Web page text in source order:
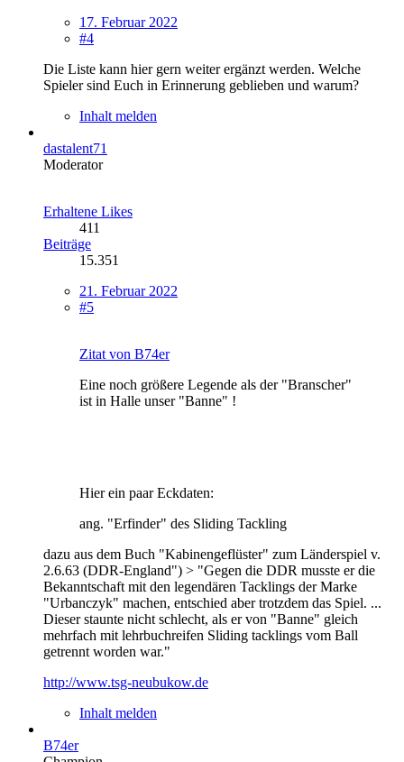
17. Februar 2022
#4
Die Liste kann hier gern weiter ergänzt werden. Welche
Spieler sind Euch in Erinnerung geblieben und warum?
Inhalt melden
dastalent71
Moderator
Erhaltene Likes
411
Beiträge
15.351
21. Februar 2022
#5
Zitat von B74er
Eine noch größere Legende als der "Branscher"
ist in Halle unser "Banne" !
Hier ein paar Eckdaten:
ang. "Erfinder" des Sliding Tackling
dazu aus dem Buch "Kabinengeflüster" zum Länderspiel v.
2.6.63 (DDR-England") > "Gegen die DDR musste er die
Bekanntschaft mit den legendären Tacklings der Marke
"Urbanczyk" machen, entschied aber trotzdem das Spiel. ...
Dieser staunte nicht schlecht, als er von "Banne" gleich
mehrfach mit lehrbuchreifen Sliding tacklings vom Ball
getrennt worden war."
http://www.tsg-neubukow.de
Inhalt melden
B74er